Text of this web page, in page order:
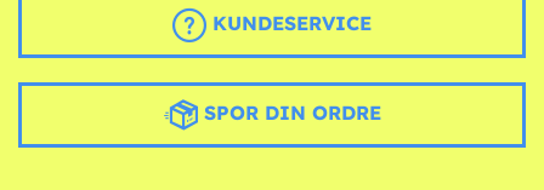
KUNDESERVICE
SPOR DIN ORDRE